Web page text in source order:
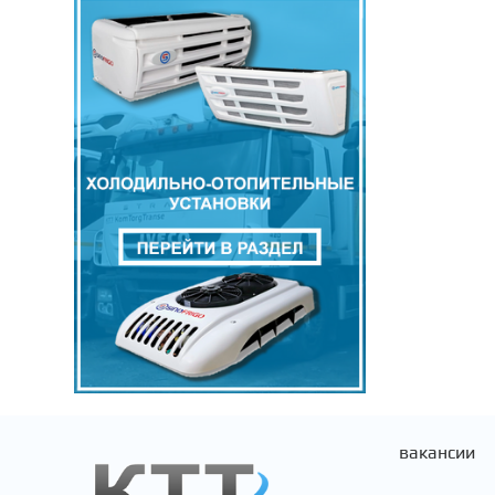
ГАЗ
DHOLLANDIA
ВАЗ
THERMO KING
ЛИАЗ
РМК
ЗАПЧАСТИ
VOLVO
вакансии